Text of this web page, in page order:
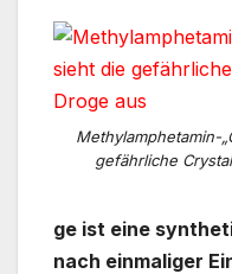
Methylamphetamin-
gefährliche
ge ist eine
nach einmaliger